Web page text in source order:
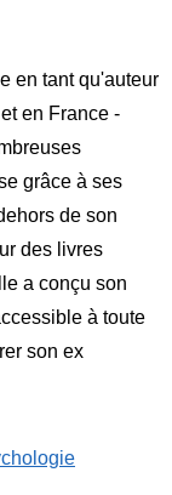
en tant qu'auteur
en France -
grâce à ses
de son
des livres
a conçu son
à toute
son ex